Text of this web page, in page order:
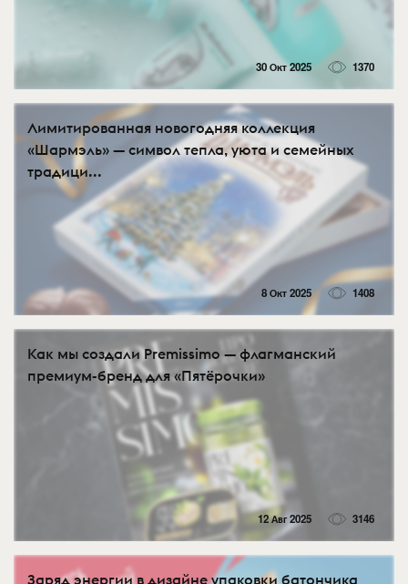
30 Окт 2025 1370
Лимитированная новогодняя коллекция
«Шармэль» — символ тепла, уюта и семейных
традици...
8 Окт 2025 1408
Как мы создали Premissimo — флагманский
премиум-бренд для «Пятёрочки»
12 Авг 2025 3146
Заряд энергии в дизайне упаковки батончика